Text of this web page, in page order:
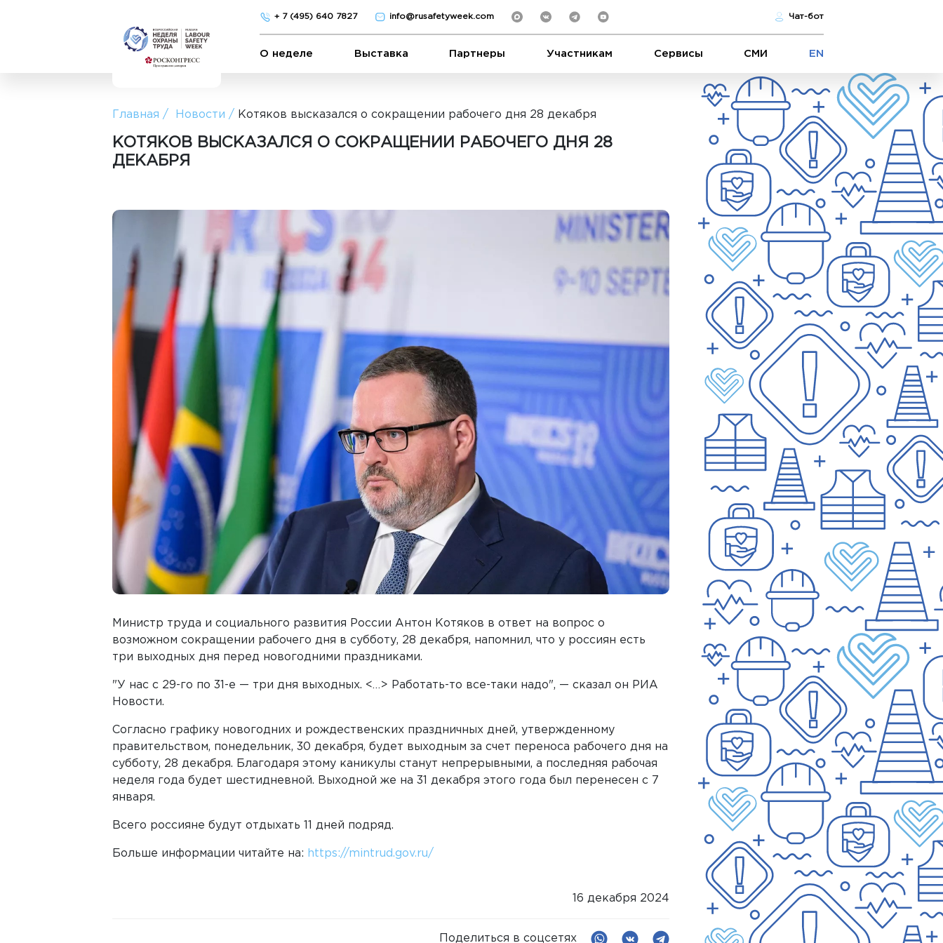
+ 7 (495) 640 7827 info@rusafetyweek.com Чат-бот
О неделе Выставка Партнеры Участникам Сервисы СМИ EN
Главная Новости Котяков высказался о сокращении рабочего дня 28 декабря
КОТЯКОВ ВЫСКАЗАЛСЯ О СОКРАЩЕНИИ РАБОЧЕГО ДНЯ 28
ДЕКАБРЯ
Министр труда и социального развития России Антон Котяков в ответ на вопрос о
возможном сокращении рабочего дня в субботу, 28 декабря, напомнил, что у россиян есть
три выходных дня перед новогодними праздниками.
"У нас с 29-го по 31-е — три дня выходных. <…> Работать-то все-таки надо", — сказал он РИА
Новости.
Согласно графику новогодних и рождественских праздничных дней, утвержденному
правительством, понедельник, 30 декабря, будет выходным за счет переноса рабочего дня на
субботу, 28 декабря. Благодаря этому каникулы станут непрерывными, а последняя рабочая
неделя года будет шестидневной. Выходной же на 31 декабря этого года был перенесен с 7
января.
Всего россияне будут отдыхать 11 дней подряд.
Больше информации читайте на: https://mintrud.gov.ru/
16 декабря 2024
Поделиться в соцсетях